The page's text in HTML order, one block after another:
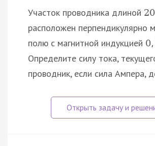
Участок проводника длиной 20
расположен перпендикулярно
полю с магнитной индукцией 0,
Определите силу тока,
проводник, если сила Ампера,